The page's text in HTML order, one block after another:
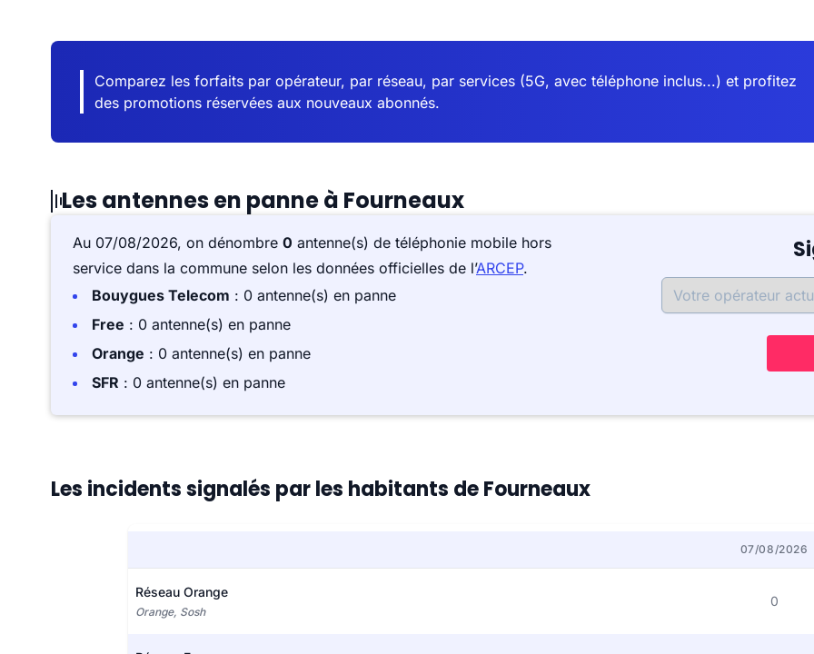
Comparez les forfaits par opérateur, par réseau, par services (5G, avec téléphone inclus...) et profitez
des promotions réservées aux nouveaux abonnés.
Les antennes en panne à Fourneaux
Au 07/08/2026, on dénombre 0 antenne(s) de téléphonie mobile hors
service dans la commune selon les données officielles de l’ARCEP.
Bouygues Telecom : 0 antenne(s) en panne
Free : 0 antenne(s) en panne
Orange : 0 antenne(s) en panne
SFR : 0 antenne(s) en panne
Les incidents signalés par les habitants de Fourneaux
07/08/2026
Réseau Orange
Orange, Sosh
0